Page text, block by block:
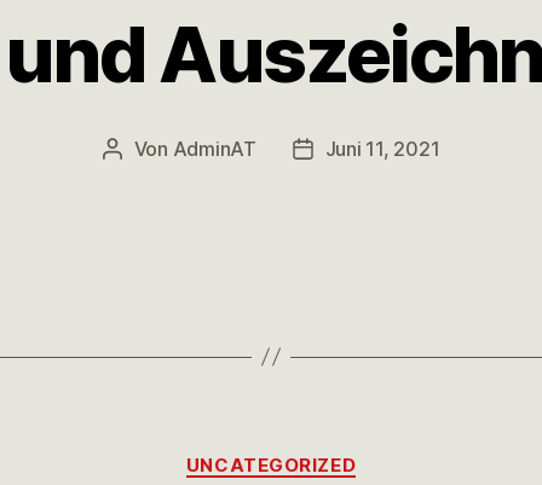
Von AdminAT Juni 11, 2021
UNCATEGORIZED